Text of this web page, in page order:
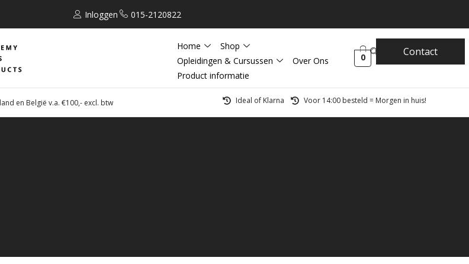
Inloggen 015-2120822
Home
Shop
Opleidingen & Cursussen
Over Ons
Product informatie
0 Contact
en België v.a. €100,- excl. btw Ideal of Klarna Voor 14:00 besteld = Morgen in huis!